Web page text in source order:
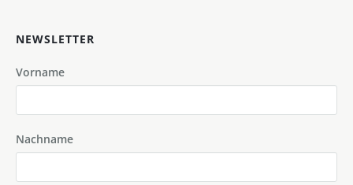
NEWSLETTER
Vorname
Nachname